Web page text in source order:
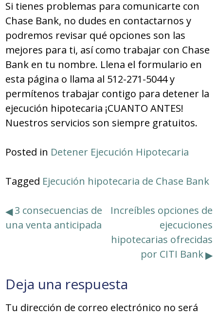
Si tienes problemas para comunicarte con
Chase Bank, no dudes en contactarnos y
podremos revisar qué opciones son las
mejores para ti, así como trabajar con Chase
Bank en tu nombre. Llena el formulario en
esta página o llama al 512-271-5044 y
permítenos trabajar contigo para detener la
ejecución hipotecaria ¡CUANTO ANTES!
Nuestros servicios son siempre gratuitos.
Posted in Detener Ejecución Hipotecaria
Tagged Ejecución hipotecaria de Chase Bank
Navegación
de
3 consecuencias de
una venta anticipada
Increíbles opciones de
ejecuciones
hipotecarias ofrecidas
por CITI Bank
Deja una respuesta
Tu dirección de correo electrónico no será